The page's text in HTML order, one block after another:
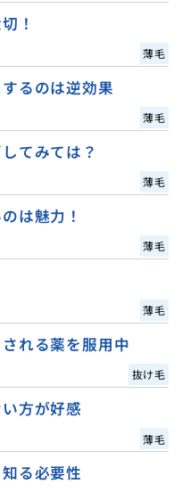
！
薄毛
るのは逆効果
薄毛
てみては？
薄毛
は魅力！
薄毛
薄毛
れる薬を服用中
抜け毛
方が好感
薄毛
る必要性